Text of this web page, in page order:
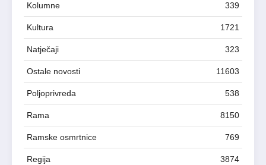
Kolumne 339
Kultura 1721
Natječaji 323
Ostale novosti 11603
Poljoprivreda 538
Rama 8150
Ramske osmrtnice 769
Regija 3874